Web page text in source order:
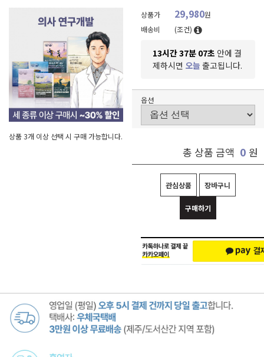
상품 3개 이상 선택 시 구매 가능합니다.
상품가 29,980원
배송비
(조건)
13시간 37분 06초 안에 결
제하시면 오늘 출고됩니다.
옵션
총 상품 금액 0 원
관심상품 장바구니
구매하기